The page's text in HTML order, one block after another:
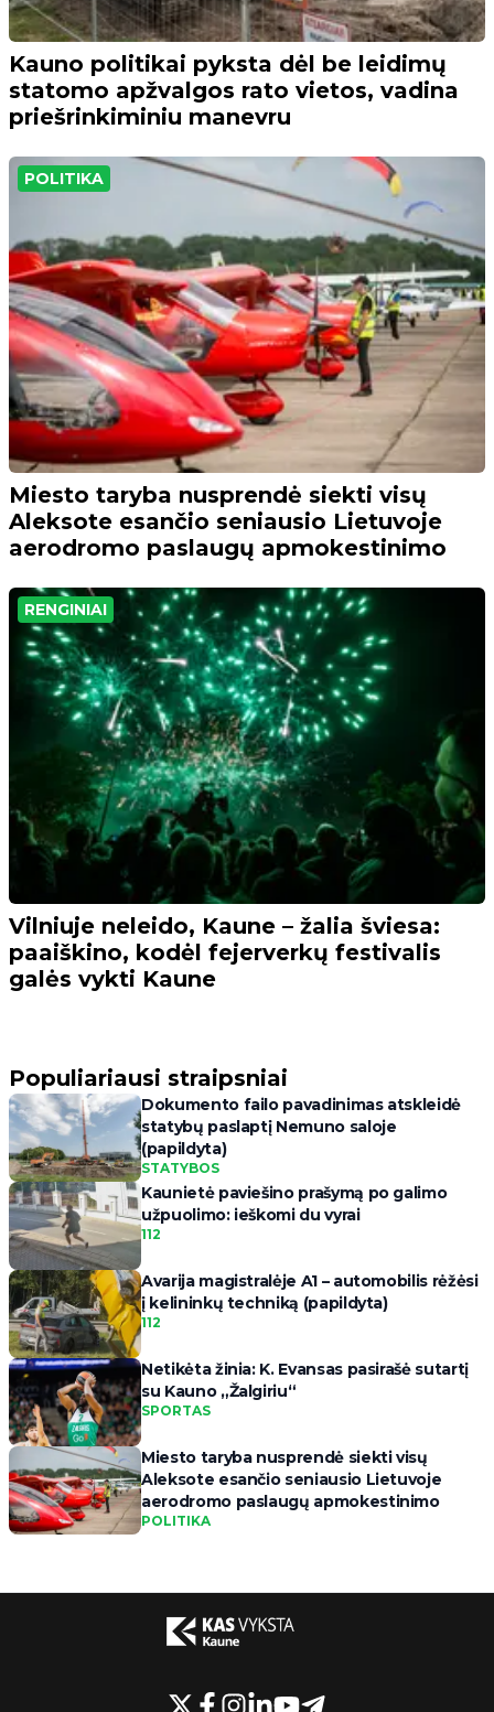
Kauno politikai pyksta dėl be leidimų
statomo apžvalgos rato vietos, vadina
priešrinkiminiu manevru
POLITIKA
Miesto taryba nusprendė siekti visų
Aleksote esančio seniausio Lietuvoje
aerodromo paslaugų apmokestinimo
RENGINIAI
Vilniuje neleido, Kaune – žalia šviesa:
paaiškino, kodėl fejerverkų festivalis
galės vykti Kaune
Populiariausi straipsniai
Dokumento failo pavadinimas atskleidė
statybų paslaptį Nemuno saloje
(papildyta)
STATYBOS
Kaunietė paviešino prašymą po galimo
užpuolimo: ieškomi du vyrai
112
Avarija magistralėje A1 – automobilis rėžėsi
į kelininkų techniką (papildyta)
112
Netikėta žinia: K. Evansas pasirašė sutartį
su Kauno „Žalgiriu“
SPORTAS
Miesto taryba nusprendė siekti visų
Aleksote esančio seniausio Lietuvoje
aerodromo paslaugų apmokestinimo
POLITIKA